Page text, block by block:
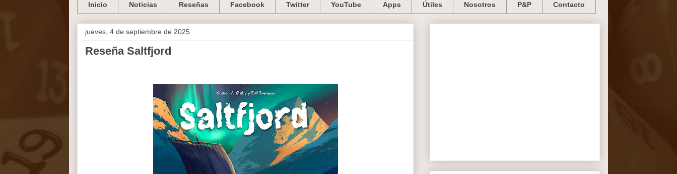
Inicio Noticias Reseñas Facebook Twitter YouTube Apps Útiles Nosotros P&P Contacto
jueves, 4 de septiembre de 2025
Reseña Saltfjord